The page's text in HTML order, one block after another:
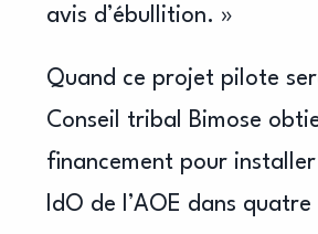
avis d’ébullition. »
Quand ce projet pilote
Conseil tribal Bimose
financement pour
IdO de l’AOE dans